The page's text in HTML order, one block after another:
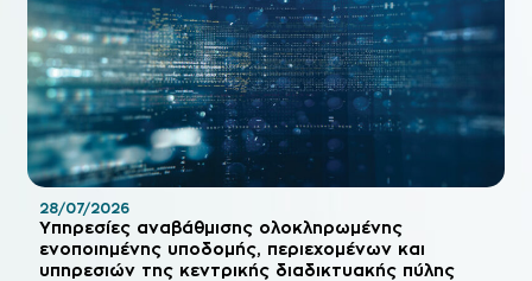
Υπηρεσίες αναβάθμισης ολοκληρωμένης
ενοποιημένης υποδομής, περιεχομένων και
υπηρεσιών της κεντρικής διαδικτυακής πύλης
28/07/2026